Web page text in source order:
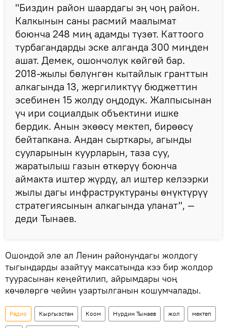
"Биздин район шаардагы эң чоң район.
Калкынын саны расмий маалымат
боюнча 248 миң адамды түзөт. Каттоого
турбагандарды эске алганда 300 миңден
ашат. Демек, ошончолук көйгөй бар.
2018-жылы бөлүнгөн кытайлык гранттын
алкагында 13, жергиликтүү бюджеттин
эсебинен 15 жолду оңдодук. Жалпысынан
үч ири социалдык объектини ишке
бердик. Анын экөөсү мектеп, бирөөсү
бейтапкана. Андан сырткары, агынды
сууларынын куурларын, таза суу,
жаратылыш газын өткөрүү боюнча
аймакта иштер жүрдү, ал иштер келээрки
жылы дагы инфраструктураны өнүктүрүү
стратегиясынын алкагында уланат", —
деди Тынаев.
Ошондой эле ал Ленин районундагы жолдогу
тыгындарды азайтуу максатында кээ бир жолдор
туурасынан кеңейтилип, айрымдары чоң
көчөлөргө чейин узартылганын кошумчалады.
Радио Кыргызстан Коом Нурдин Тынаев жол мектеп